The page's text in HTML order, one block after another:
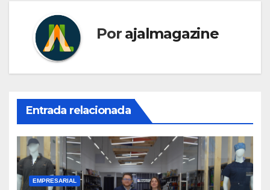
Por ajalmagazine
Entrada relacionada
EMPRESARIAL